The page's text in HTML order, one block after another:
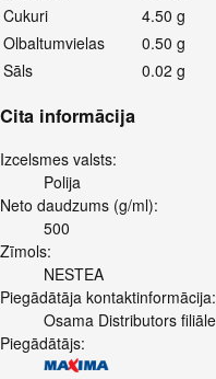
Cukuri
4.50 g
Olbaltumvielas
0.50 g
Sāls
0.02 g
Cita informācija
Izcelsmes valsts:
Polija
Neto daudzums (g/ml):
500
Zīmols:
NESTEA
Piegādātāja kontaktinformācija:
Osama Distributors filiāle
Piegādātājs: